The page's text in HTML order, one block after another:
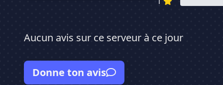
Aucun avis sur ce serveur à ce jour
Donne ton avis